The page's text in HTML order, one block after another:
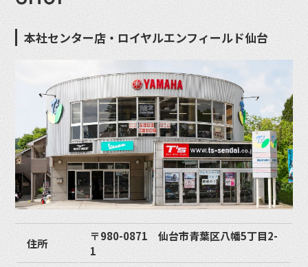
本社センター店・ロイヤルエンフィールド仙台
住所
〒980-0871 仙台市青葉区八幡5丁目2-
1